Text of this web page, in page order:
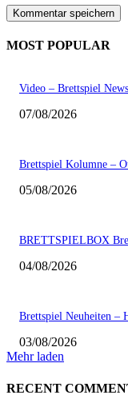
MOST POPULAR
Video – Brettspiel
07/08/2026
Brettspiel Kolumne –
05/08/2026
BRETTSPIELBOX
04/08/2026
Brettspiel Neuheiten –
03/08/2026
Mehr laden
RECENT